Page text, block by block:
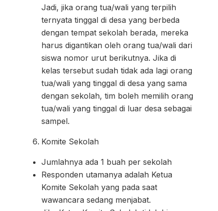
Jadi, jika orang tua/wali yang terpilih
ternyata tinggal di desa yang berbeda
dengan tempat sekolah berada, mereka
harus digantikan oleh orang tua/wali dari
siswa nomor urut berikutnya. Jika di
kelas tersebut sudah tidak ada lagi orang
tua/wali yang tinggal di desa yang sama
dengan sekolah, tim boleh memilih orang
tua/wali yang tinggal di luar desa sebagai
sampel.
Komite Sekolah
Jumlahnya ada 1 buah per sekolah
Responden utamanya adalah Ketua
Komite Sekolah yang pada saat
wawancara sedang menjabat.